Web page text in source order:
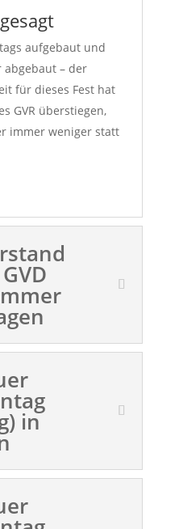
aufgebaut und
abgebaut – der
für dieses Fest hat
GVR überstiegen,
immer weniger statt
in